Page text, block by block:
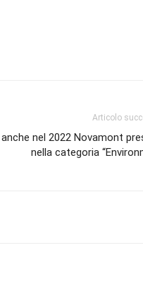
Articolo
nel 2022 Novamont
nella categoria